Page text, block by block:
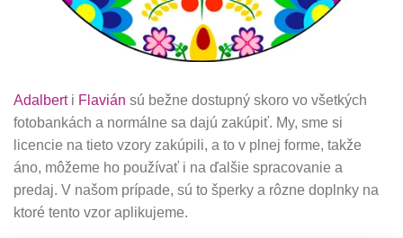
Adalberti Flavián sú bežne dostupný skoro vo všetkých
fotobankách a normálne sa dajú zakúpiť. My, sme si
licencie na tieto vzory zakúpili, a to v plnej forme, takže
áno, môžeme ho používať i na ďalšie spracovanie a
predaj. V našom prípade, sú to šperky a rôzne doplnky na
ktoré tento vzor aplikujeme.